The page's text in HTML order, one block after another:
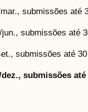
submissões até
submissões até
submissões até
submissões